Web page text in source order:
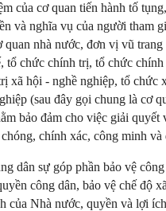
của cơ quan tiến hành tố
và nghĩa vụ của người tham
quan nhà nước, đơn vị vũ trang
tổ chức chính trị, tổ chức
xã hội - nghề nghiệp, tổ chức
(sau đây gọi chung là cơ
bảo đảm cho việc giải quyết
chính xác, công minh và
dân sự góp phần bảo vệ
công dân, bảo vệ chế độ
của Nhà nước, quyền và lợi